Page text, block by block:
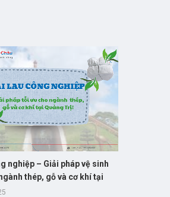
nghiệp – Giải pháp vệ sinh
thép, gỗ và cơ khí tại